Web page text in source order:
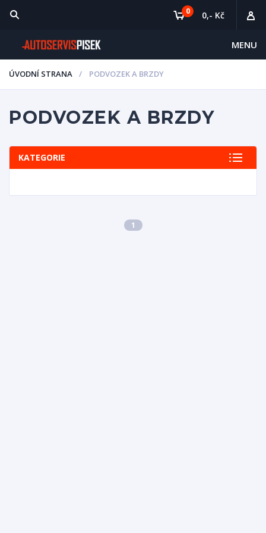
MENU
0 0,- Kč
ÚVODNÍ STRANA PODVOZEK A BRZDY
PODVOZEK A BRZDY
KATEGORIE
1